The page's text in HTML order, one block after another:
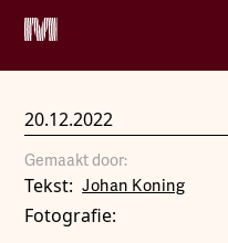
20.12.2022
Gemaakt door:
Tekst: Johan Koning
Fotografie: